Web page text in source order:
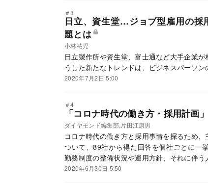
＃8
日立、資生堂…ジョブ型雇用の採
題とは
小林祐児
日立製作所や資生堂、富士通など大手企業
うした新たなトレンドは、ビジネスパーソン
2020年7月2日 5:00
＃4
「コロナ時代の働き方・採用計画
ダイヤモンド編集部,片田江康男
コロナ時代の働き方と採用事情を探るため
ついて、89社から得た回答を個社ごとに一
勤務制度の整備状況や運用方針、それに伴
態。もう一つは、今後の新卒・中途採用につ
2020年6月30日 5:50